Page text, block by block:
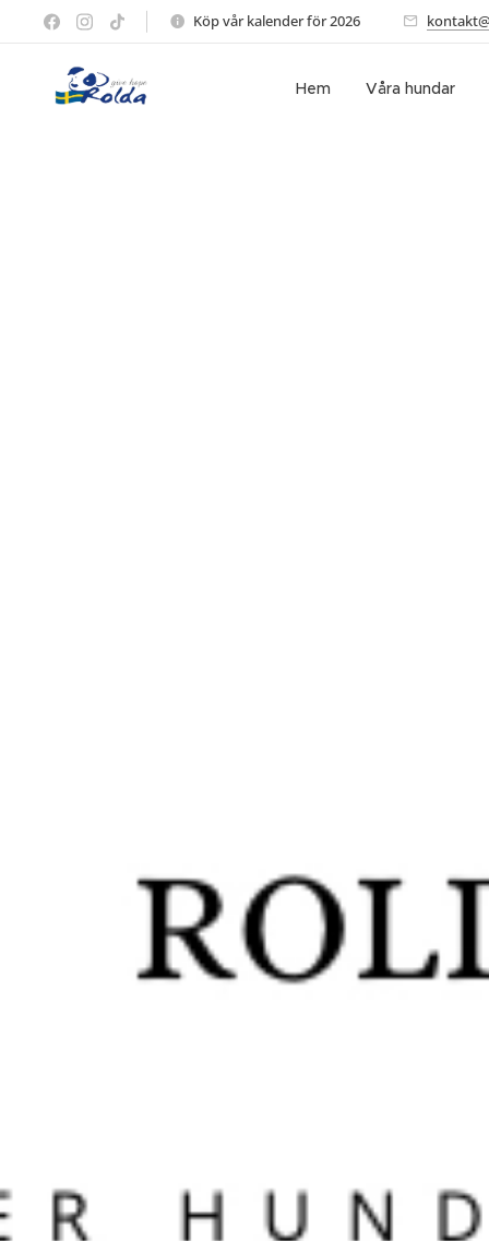
Köp vår kalender för 2026 🖤
Hem Våra hundar